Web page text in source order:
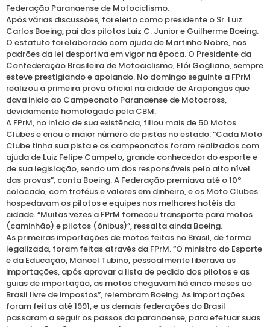
Federação Paranaense de Motociclismo.
Após várias discussões, foi eleito como presidente o Sr. Luiz
Carlos Boeing, pai dos pilotos Luiz C. Junior e Guilherme Boeing.
O estatuto foi elaborado com ajuda de Martinho Nobre, nos
padrões da lei desportiva em vigor na época. O Presidente da
Confederação Brasileira de Motociclismo, Elói Gogliano, sempre
esteve prestigiando e apoiando. No domingo seguinte a FPrM
realizou a primeira prova oficial na cidade de Arapongas que
dava inicio ao Campeonato Paranaense de Motocross,
devidamente homologado pela CBM.
A FPrM, no início de sua existência, filiou mais de 50 Motos
Clubes e criou o maior número de pistas no estado. “Cada Moto
Clube tinha sua pista e os campeonatos foram realizados com
ajuda de Luiz Felipe Campelo, grande conhecedor do esporte e
de sua legislação, sendo um dos responsáveis pelo alto nível
das provas”, conta Boeing. A Federação premiava até o 10º
colocado, com troféus e valores em dinheiro, e os Moto Clubes
hospedavam os pilotos e equipes nos melhores hotéis da
cidade. “Muitas vezes a FPrM forneceu transporte para motos
(caminhão) e pilotos (ônibus)”, ressalta ainda Boeing.
As primeiras importações de motos feitas no Brasil, de forma
legalizada, foram feitas através da FPrM. “O ministro do Esporte
e da Educação, Manoel Tubino, pessoalmente liberava as
importações, após aprovar a lista de pedido dos pilotos e as
guias de importação, as motos chegavam há cinco meses ao
Brasil livre de impostos”, relembram Boeing. As importações
foram feitas até 1991, e as demais federações do Brasil
passaram a seguir os passos da paranaense, para efetuar suas